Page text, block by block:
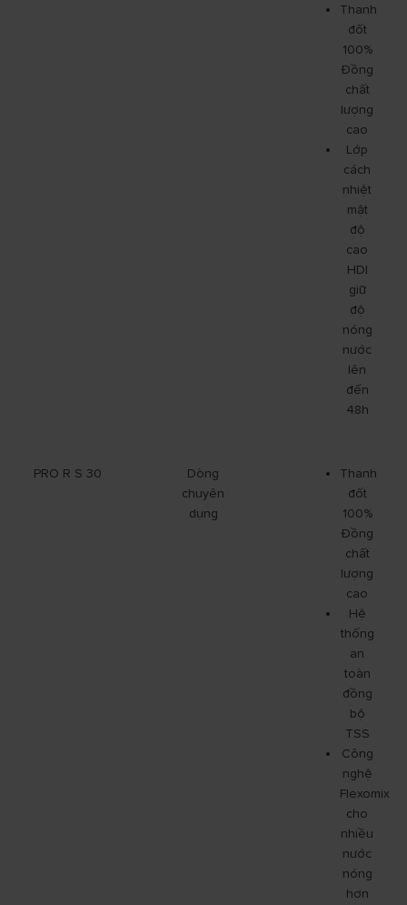
Thanh
đốt
100%
Đồng
chất
lượng
cao
Lớp
cách
nhiệt
mật
độ
cao
HDI
giữ
độ
nóng
nước
lên
đến
48h
PRO R S 30
Dòng
chuyên
dụng
Thanh
đốt
100%
Đồng
chất
lượng
cao
Hệ
thống
an
toàn
đồng
bộ
TSS
Công
nghệ
Flexomix
cho
nhiều
nước
nóng
hơn